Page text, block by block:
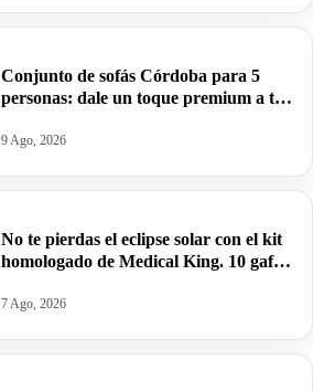
Conjunto de sofás Córdoba para 5
personas: dale un toque premium a tu
9 Ago, 2026
No te pierdas el eclipse solar con el kit
homologado de Medical King. 10 gafas
10,99€.
7 Ago, 2026